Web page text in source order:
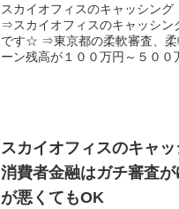
スカイオフィスのキャッシン
⇒スカイオフィスのキャッシン
です☆ ⇒東京都の柔軟審査、
ーン残高が１００万円～５００
スカイオフィスのキャ
消費者金融はガチ審査
が悪くてもOK